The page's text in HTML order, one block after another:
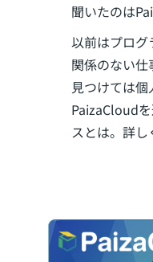
聞いたのは
以前はプログ
関係のない
見つけては
PaizaCloud
スとは。詳し